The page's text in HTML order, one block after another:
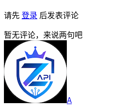
请先 登录 后发表评论
暂无评论，来说两句吧
A